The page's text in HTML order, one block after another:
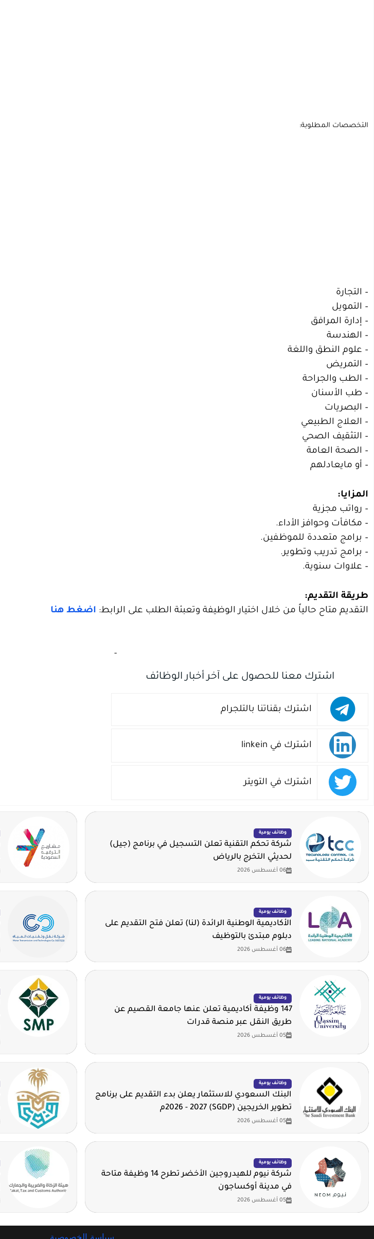
التخصصات المطلوبة:
– التجارة
– التمويل
– إدارة المرافق
– الهندسة
– علوم النطق واللغة
– التمريض
– الطب والجراحة
– طب الأسنان
– البصريات
– العلاج الطبيعي
– التثقيف الصحي
– الصحة العامة
– أو مايعادلهم
المزايا:
– رواتب مجزية
– مكافأت وحوافز الأداء.
– برامج متعددة للموظفين.
– برامج تدريب وتطوير.
– علاوات سنوية.
طريقة التقديم:
التقديم متاح حالياً من خلال اختيار الوظيفة وتعبئة الطلب على الرابط: اضغط هنا
-‏
اشترك معنا للحصول على آخر أخبار الوظائف
اشترك بقناتنا بالتلجرام
اشترك في linkein
اشترك في التويتر
وظائف يومية
شركة تحكم التقنية تعلن التسجيل في برنامج (جيل)
لحديثي التخرج بالرياض
06 أغسطس 2026
وظائف يومية
الأكاديمية الوطنية الرائدة (لنا) تعلن فتح التقديم على
دبلوم مبتدئ بالتوظيف
06 أغسطس 2026
وظائف يومية
147 وظيفة أكاديمية تعلن عنها جامعة القصيم عن
طريق النقل عبر منصة قدرات
05 أغسطس 2026
وظائف يومية
البنك السعودي للاستثمار يعلن بدء التقديم على برنامج
تطوير الخريجين (SGDP) 2026 - 2027م
05 أغسطس 2026
وظائف يومية
شركة نيوم للهيدروجين الأخضر تطرح 14 وظيفة متاحة
في مدينة أوكساجون
05 أغسطس 2026